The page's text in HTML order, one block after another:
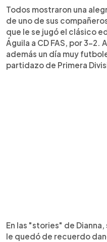
Todos mostraron una
de uno de sus
que le se jugó el clásico
Águila a CD FAS, por 3-2.
además un día muy
partidazo de Primera
En las "stories" de
le quedó de recuerdo